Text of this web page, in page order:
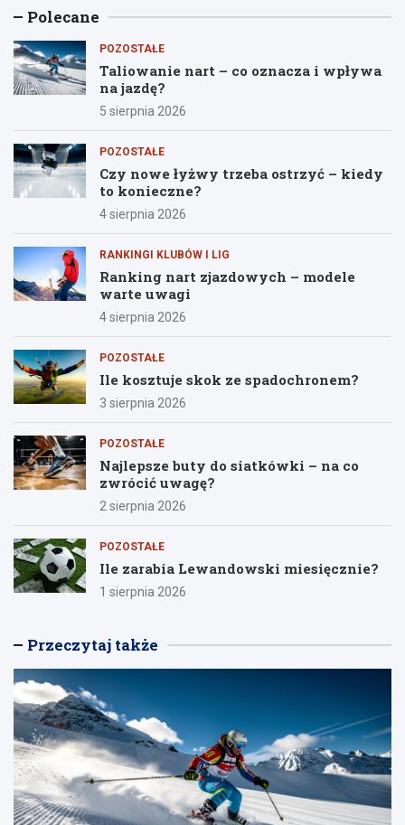
Polecane
POZOSTAŁE
Taliowanie nart – co oznacza i wpływa
na jazdę?
5 sierpnia 2026
POZOSTAŁE
Czy nowe łyżwy trzeba ostrzyć – kiedy
to konieczne?
4 sierpnia 2026
RANKINGI KLUBÓW I LIG
Ranking nart zjazdowych – modele
warte uwagi
4 sierpnia 2026
POZOSTAŁE
Ile kosztuje skok ze spadochronem?
3 sierpnia 2026
POZOSTAŁE
Najlepsze buty do siatkówki – na co
zwrócić uwagę?
2 sierpnia 2026
POZOSTAŁE
Ile zarabia Lewandowski miesięcznie?
1 sierpnia 2026
Przeczytaj także